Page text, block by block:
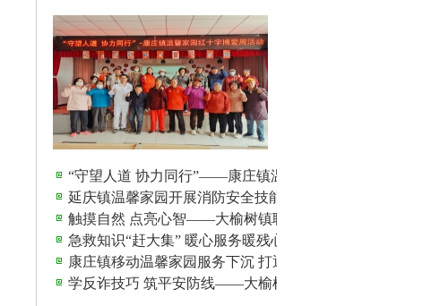
“守望人道 协力同行”——康庄镇温馨家园红十字博爱周活
延庆镇温馨家园开展消防安全技能专题培训
触摸自然 点亮心智——大榆树镇职康站组织学员参观国家...
急救知识“赶大集” 暖心服务暖残心——延庆镇温馨家园...
康庄镇移动温馨家园服务下沉 打通助残服务“最后一公里”
学反诈技巧 筑平安防线——大榆树镇开展反诈宣传经验交...